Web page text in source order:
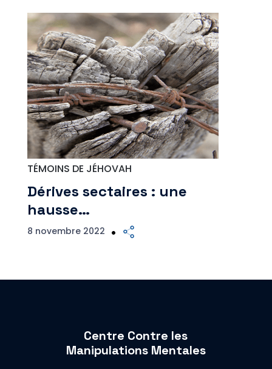
TÉMOINS DE JÉHOVAH
Dérives sectaires : une
hausse…
8 novembre 2022
Centre Contre les
Manipulations Mentales